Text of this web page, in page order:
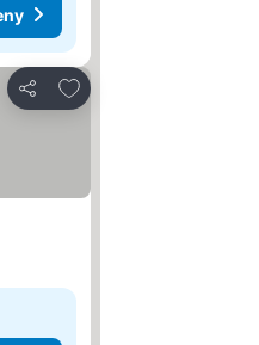
Udostępnij
Dodaj do ulubionych